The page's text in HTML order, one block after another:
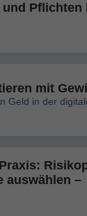
und Pflichten
mit
Geld in der
auswählen –